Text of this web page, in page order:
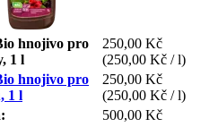
hnojivo pro
1 l
250,00 Kč
(250,00 Kč / l)
hnojivo pro
1 l
250,00 Kč
(250,00 Kč / l)
500,00 Kč